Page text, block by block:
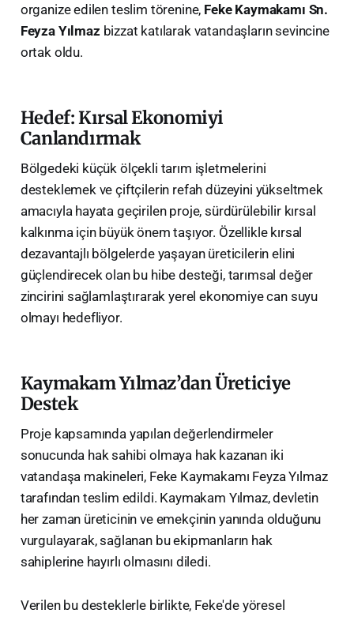
organize edilen teslim törenine, Feke Kaymakamı Sn.
Feyza Yılmaz bizzat katılarak vatandaşların sevincine
ortak oldu.
Hedef: Kırsal Ekonomiyi
Canlandırmak
​Bölgedeki küçük ölçekli tarım işletmelerini
desteklemek ve çiftçilerin refah düzeyini yükseltmek
amacıyla hayata geçirilen proje, sürdürülebilir kırsal
kalkınma için büyük önem taşıyor. Özellikle kırsal
dezavantajlı bölgelerde yaşayan üreticilerin elini
güçlendirecek olan bu hibe desteği, tarımsal değer
zincirini sağlamlaştırarak yerel ekonomiye can suyu
olmayı hedefliyor.
Kaymakam Yılmaz’dan Üreticiye
Destek
​Proje kapsamında yapılan değerlendirmeler
sonucunda hak sahibi olmaya hak kazanan iki
vatandaşa makineleri, Feke Kaymakamı Feyza Yılmaz
tarafından teslim edildi. Kaymakam Yılmaz, devletin
her zaman üreticinin ve emekçinin yanında olduğunu
vurgulayarak, sağlanan bu ekipmanların hak
sahiplerine hayırlı olmasını diledi.
​Verilen bu desteklerle birlikte, Feke'de yöresel